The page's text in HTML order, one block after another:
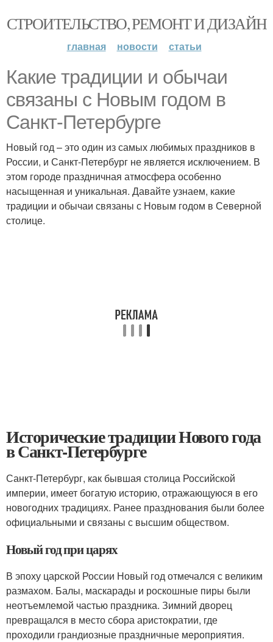
СТРОИТЕЛЬСТВО, РЕМОНТ И ДИЗАЙН
главная новости статьи
Какие традиции и обычаи
связаны с Новым годом в
Санкт-Петербурге
Новый год – это один из самых любимых праздников в
России, и Санкт-Петербург не является исключением. В
этом городе праздничная атмосфера особенно
насыщенная и уникальная. Давайте узнаем, какие
традиции и обычаи связаны с Новым годом в Северной
столице.
Исторические традиции Нового года
в Санкт-Петербурге
Санкт-Петербург, как бывшая столица Российской
империи, имеет богатую историю, отражающуюся в его
новогодних традициях. Ранее празднования были более
официальными и связаны с высшим обществом.
Новый год при царях
В эпоху царской России Новый год отмечался с великим
размахом. Балы, маскарады и роскошные пиры были
неотъемлемой частью праздника. Зимний дворец
превращался в место сбора аристократии, где
проходили грандиозные праздничные мероприятия.